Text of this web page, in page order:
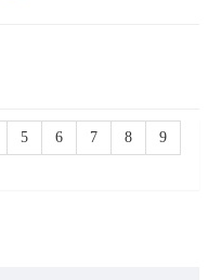
5 6 7 8 9